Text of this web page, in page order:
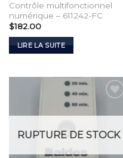
Contrôle multifonctionnel
numérique – 611242-FC
$182.00
LIRE LA SUITE
Wishlist
RUPTURE DE STOCK